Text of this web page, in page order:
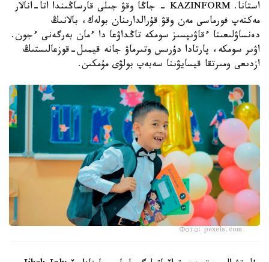
استانا. KAZINFORM - جاڭا وقۋ جىلى قارساڭىندا اتا-انالار
مەكتەپ فورماسى مەن وقۋ قۇرالدارىنان بولەك، بالانىڭ
دەنساۋلىعىنا ءقاۋىپسىز سومكە تاڭداۋعا دا ءمان بەرگەنى ءجون.
اۋىر سومكە، پارتادا دۇرىس وتىرماۋ جانە قيمىل-قوزعالىستىڭ
ازدىعى ومىرتقا قيسايۋىنا سەبەپ بولۋى مۇمكىن.
Фото: pexels.com